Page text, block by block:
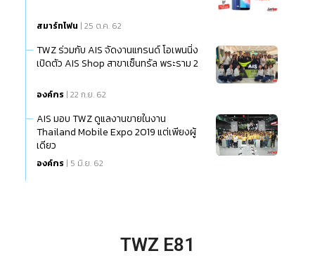
สมาร์ทโฟน | 25 ต.ค. 62
TWZ ร่วมกับ AIS จัดงานแกรนด์ โอเพนนิ่ง
เปิดตัว AIS Shop สาขาเซ็นทรัล พระราม 2
องค์กร | 22 ก.ย. 62
AIS มอบ TWZ ดูแลงานขายในงาน
Thailand Mobile Expo 2019 แต่เพียงผู้
เดียว
องค์กร | 5 มิ.ย. 62
TWZ E81